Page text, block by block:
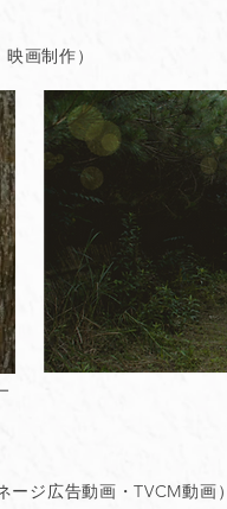
画制作）
ージ広告動画・TVCM動画）